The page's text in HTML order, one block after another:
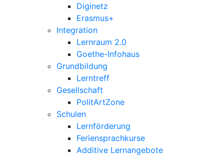
Diginetz
Erasmus+
Integration
Lernraum 2.0
Goethe-Infohaus
Grundbildung
Lerntreff
Gesellschaft
PolitArtZone
Schulen
Lernförderung
Feriensprachkurse
Additive Lernangebote